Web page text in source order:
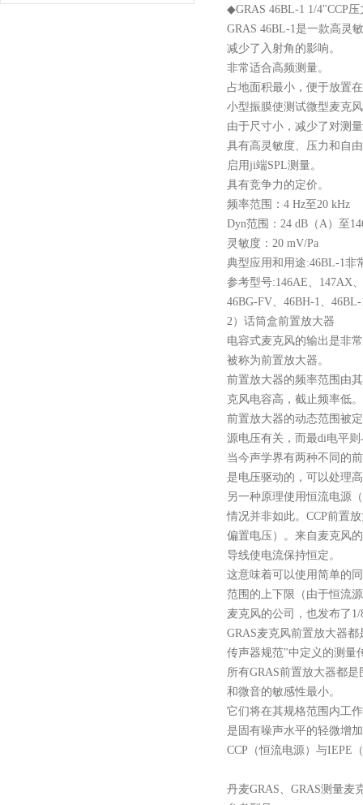
◆GRAS 46BL-1 1/4"CCP
GRAS 46BL-1是一款高灵
减少了入射角的影响。
非常适合高频测量。
占地面积最小，便于放置
小型振膜使测试微型麦克
由于尺寸小，减少了对测
具有高灵敏度、压力和自
启用ji端SPL测量。
具有竞争力的定价。
频率范围： 4 Hz至20 kHz
Dyn范围：24 dB（A）至
灵敏度： 20 mV/Pa
典型应用和用途:46BL-1非
参考型号:146AE、147AX、
46BG-FV、 46BH-1 、 46BL-
2）话筒盒前置放大器
电容式麦克风的输出是非
被称为前置放大器。
前置放大器的频率范围由
克风电容高，截止频率低。
前置放大器的动态范围被
源电压有关，而最di电平
当今声学界有两种不同的
是电压驱动的，可以处理
另一种原理使用恒流电源（
情况并非如此。CCP前置
偏置电压）。来自麦克风
导线使电流保持恒定。
这意味着可以使用简单的
范围的上下限（由于恒流
麦克风的公司，也发布了
GRAS麦克风前置放大器
传声器规范"中定义的测量
所有GRAS前置放大器都
和微音的敏感性最小。
它们将在其规格范围内工
是固有噪声水平的轻微增
CCP（恒流电源）与IEPE
丹麦GRAS 、 GRAS测量麦